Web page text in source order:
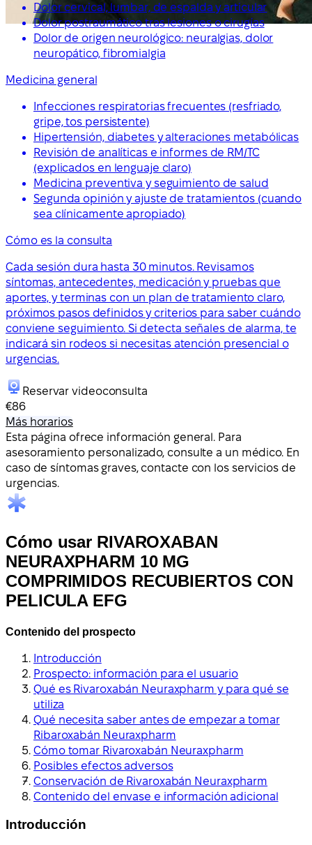
Dolor cervical, lumbar, de espalda y articular
Dolor postraumático tras lesiones o cirugías
Dolor de origen neurológico: neuralgias, dolor
neuropático, fibromialgia
Medicina general
Infecciones respiratorias frecuentes (resfriado,
gripe, tos persistente)
Hipertensión, diabetes y alteraciones metabólicas
Revisión de analíticas e informes de RM/TC
(explicados en lenguaje claro)
Medicina preventiva y seguimiento de salud
Segunda opinión y ajuste de tratamientos (cuando
sea clínicamente apropiado)
Cómo es la consulta
Cada sesión dura hasta 30 minutos. Revisamos
síntomas, antecedentes, medicación y pruebas que
aportes, y terminas con un plan de tratamiento claro,
próximos pasos definidos y criterios para saber cuándo
conviene seguimiento. Si detecta señales de alarma, te
indicará sin rodeos si necesitas atención presencial o
urgencias.
Reservar videoconsulta
€86
Más horarios
Esta página ofrece información general. Para
asesoramiento personalizado, consulte a un médico. En
caso de síntomas graves, contacte con los servicios de
urgencias.
Cómo usar RIVAROXABAN
NEURAXPHARM 10 MG
COMPRIMIDOS RECUBIERTOS CON
PELICULA EFG
Contenido del prospecto
Introducción
Prospecto: información para el usuario
Qué es Rivaroxabán Neuraxpharm y para qué se
utiliza
Qué necesita saber antes de empezar a tomar
Ribaroxabán Neuraxpharm
Cómo tomar Rivaroxabán Neuraxpharm
Posibles efectos adversos
Conservación de Rivaroxabán Neuraxpharm
Contenido del envase e información adicional
Introducción